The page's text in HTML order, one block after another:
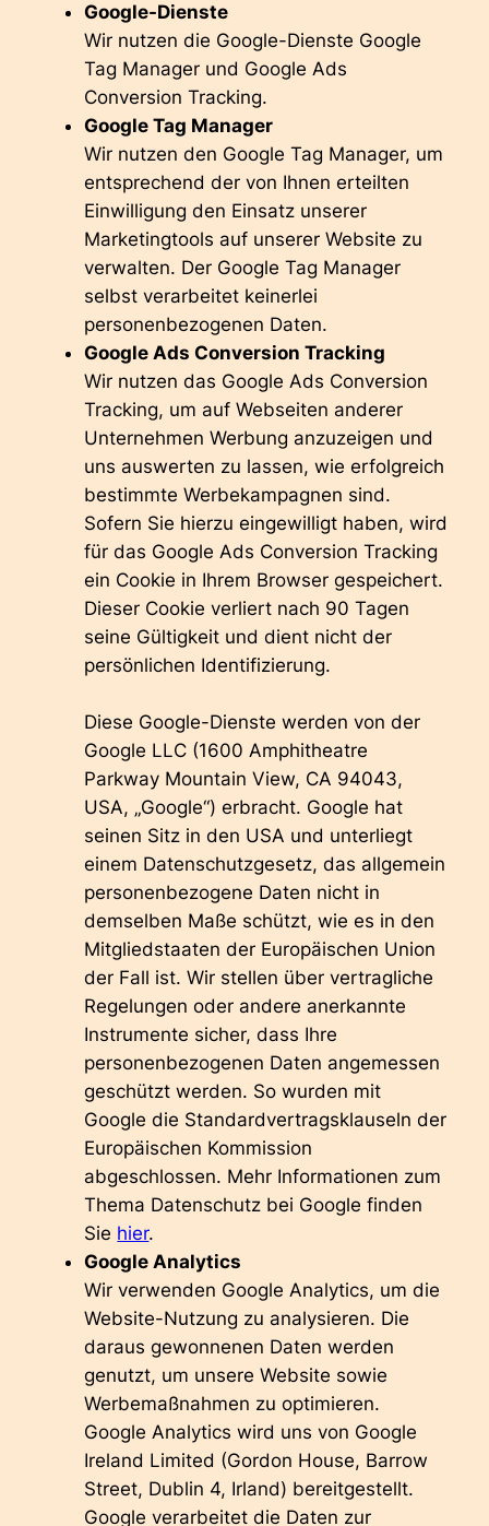
Google-Dienste
Wir nutzen die Google-Dienste Google
Tag Manager und Google Ads
Conversion Tracking.
Google Tag Manager
Wir nutzen den Google Tag Manager, um
entsprechend der von Ihnen erteilten
Einwilligung den Einsatz unserer
Marketingtools auf unserer Website zu
verwalten. Der Google Tag Manager
selbst verarbeitet keinerlei
personenbezogenen Daten.
Google Ads Conversion Tracking
Wir nutzen das Google Ads Conversion
Tracking, um auf Webseiten anderer
Unternehmen Werbung anzuzeigen und
uns auswerten zu lassen, wie erfolgreich
bestimmte Werbekampagnen sind.
Sofern Sie hierzu eingewilligt haben, wird
für das Google Ads Conversion Tracking
ein Cookie in Ihrem Browser gespeichert.
Dieser Cookie verliert nach 90 Tagen
seine Gültigkeit und dient nicht der
persönlichen Identifizierung.
Diese Google-Dienste werden von der
Google LLC (1600 Amphitheatre
Parkway Mountain View, CA 94043,
USA, „Google“) erbracht. Google hat
seinen Sitz in den USA und unterliegt
einem Datenschutzgesetz, das allgemein
personenbezogene Daten nicht in
demselben Maße schützt, wie es in den
Mitgliedstaaten der Europäischen Union
der Fall ist. Wir stellen über vertragliche
Regelungen oder andere anerkannte
Instrumente sicher, dass Ihre
personenbezogenen Daten angemessen
geschützt werden. So wurden mit
Google die Standardvertragsklauseln der
Europäischen Kommission
abgeschlossen. Mehr Informationen zum
Thema Datenschutz bei Google finden
Sie hier.
Google Analytics
Wir verwenden Google Analytics, um die
Website-Nutzung zu analysieren. Die
daraus gewonnenen Daten werden
genutzt, um unsere Website sowie
Werbemaßnahmen zu optimieren.
Google Analytics wird uns von Google
Ireland Limited (Gordon House, Barrow
Street, Dublin 4, Irland) bereitgestellt.
Google verarbeitet die Daten zur